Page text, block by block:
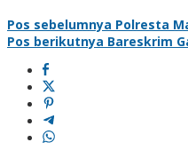
Pos sebelumnya Polresta
Pos berikutnya Bareskrim